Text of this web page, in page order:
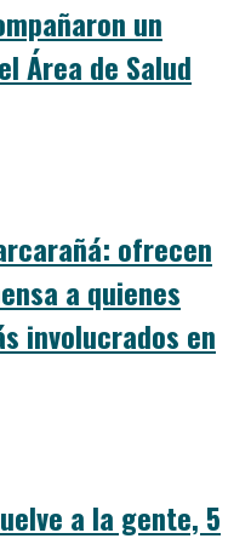
un
Área de Salud
ofrecen
a quienes
involucrados en
a la gente, 5